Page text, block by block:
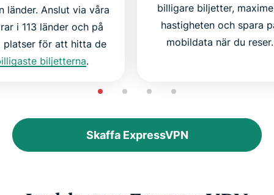
länder. Anslut via våra
i 113 länder och på
platser för att hitta de
biljetterna.
billigare biljetter,
hastigheten och spara
mobildata när du reser.
Skaffa ExpressVPN